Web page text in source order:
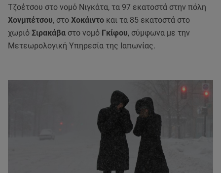
Τζοέτσου στο νομό Νιγκάτα, τα 97 εκατοστά στην πόλη
Χονμπέτσου, στο Χοκάιντο και τα 85 εκατοστά στο
χωριό Σιρακάβα στο νομό Γκίφου, σύμφωνα με την
Μετεωρολογική Υπηρεσία της Ιαπωνίας.